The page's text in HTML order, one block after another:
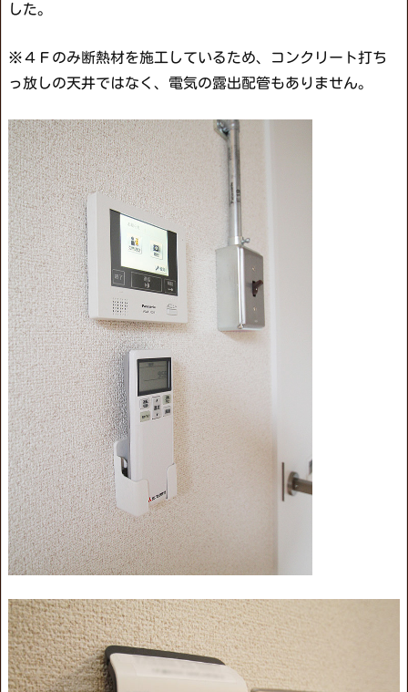
した。
※４Ｆのみ断熱材を施工しているため、コンクリート打ち
っ放しの天井ではなく、電気の露出配管もありません。